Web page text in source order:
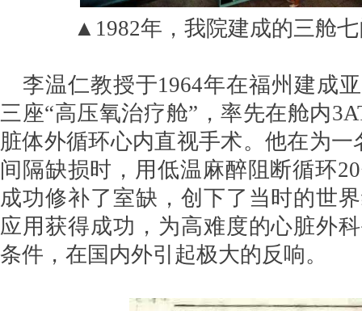
▲1982年，我院建成的三舱
李温仁教授于1964年在福州建成
三座“高压氧治疗舱”，率先在舱内
脏体外循环心内直视手术。他在为
间隔缺损时，用低温麻醉阻断循环
成功修补了室缺，创下了当时的世
应用获得成功，为高难度的心脏外
条件，在国内外引起极大的反响。